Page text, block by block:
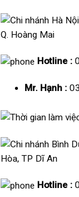
Q. Hoàng Mai
Hotline :
Mr. Hạnh :
Hòa, TP Dĩ An
Hotline :